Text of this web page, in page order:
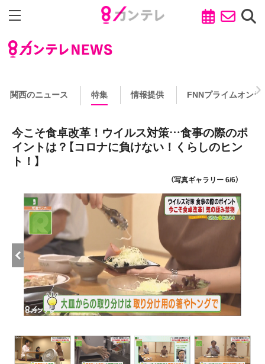
関西のニュース 特集 情報提供 FNNプライムオンラ
今こそ食卓改革！ウイルス対策…食事の際のポ
イントは？【コロナに負けない！くらしのヒン
ト！】
（写真ギャラリー 6/6）